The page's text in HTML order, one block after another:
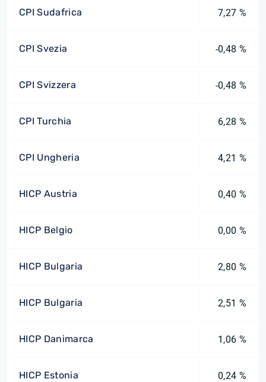
CPI Sudafrica 7,27 %
CPI Svezia -0,48 %
CPI Svizzera -0,48 %
CPI Turchia 6,28 %
CPI Ungheria 4,21 %
HICP Austria 0,40 %
HICP Belgio 0,00 %
HICP Bulgaria 2,80 %
HICP Bulgaria 2,51 %
HICP Danimarca 1,06 %
HICP Estonia 0,24 %